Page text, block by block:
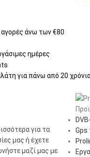
αγορές άνω των €80
ημέρες
για πάνω από 20
για τα
μας ή έχετε
μαζί μας με
Gps